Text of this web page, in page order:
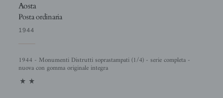
Aosta
Posta ordinaria
1944
1944 - Monumenti Distrutti soprastampati (1/4) - serie completa -
nuova con gomma originale integra
11